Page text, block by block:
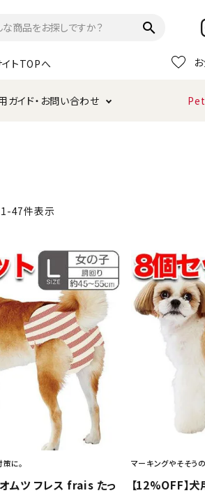
search
トTOPへ
ーツ
！！ ネコポス対象
ガイド・お問い合わせ
1-47件表示
に。
ムツ フレス frais たっ
マーキングやそそう
【12%OFF】